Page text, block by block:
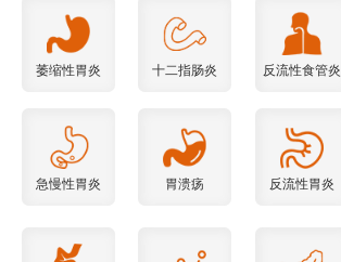
萎缩性胃炎 十二指肠炎 反流性食管炎
急慢性胃炎 胃溃疡 反流性胃炎